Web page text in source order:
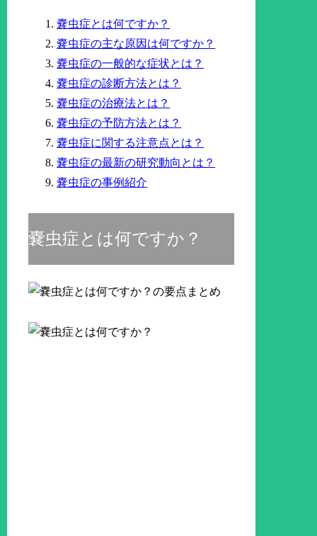
嚢虫症とは何ですか？
嚢虫症の主な原因は何ですか？
嚢虫症の一般的な症状とは？
嚢虫症の診断方法とは？
嚢虫症の治療法とは？
嚢虫症の予防方法とは？
嚢虫症に関する注意点とは？
嚢虫症の最新の研究動向とは？
嚢虫症の事例紹介
嚢虫症とは何ですか？